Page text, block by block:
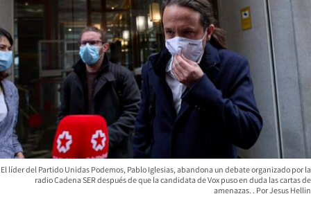
El líder del Partido Unidas Podemos, Pablo Iglesias, abandona un debate organizado por la
radio Cadena SER después de que la candidata de Vox puso en duda las cartas de
amenazas.
Jesus Hellin